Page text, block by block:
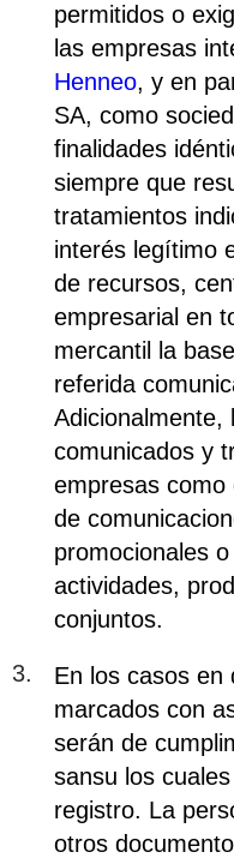
permitidos o
las empresas
Henneo, y en
SA, como
finalidades
siempre que
tratamientos
interés legítimo
de recursos,
empresarial en
mercantil la
referida
Adicionalmente,
comunicados y
empresas como
de
promocionales
actividades,
conjuntos.
En los casos en
marcados con
serán de
sansu los
registro. La
otros